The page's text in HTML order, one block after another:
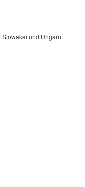
Slowakei und Ungarn